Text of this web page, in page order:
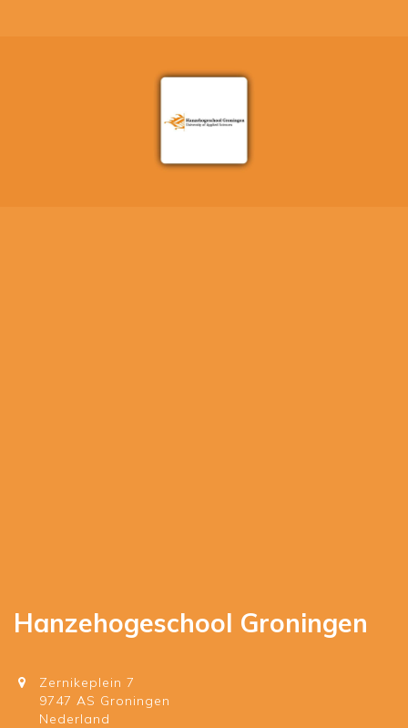
Hanzehogeschool Groningen
Zernikeplein 7
9747 AS Groningen
Nederland